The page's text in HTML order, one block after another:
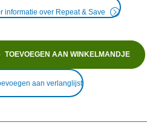
informatie over Repeat & Save
TOEVOEGEN AAN WINKELMANDJE
aan verlanglijst